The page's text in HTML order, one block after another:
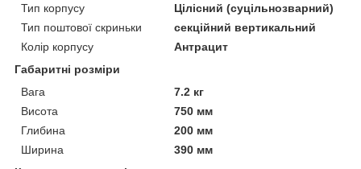
Тип корпусу
Цілісний (суцільнозварний)
Тип поштової скриньки
секційний вертикальний
Колір корпусу
Антрацит
Габаритні розміри
Вага
7.2 кг
Висота
750 мм
Глибина
200 мм
Ширина
390 мм